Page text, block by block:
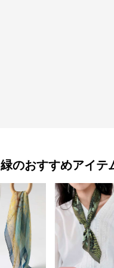
緑のおすすめアイテ